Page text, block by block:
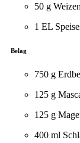
50 g
1 EL
Belag
750 g
125 g
125 g
400 ml